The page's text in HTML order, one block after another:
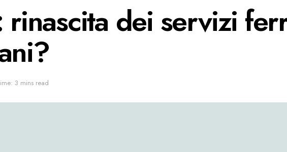
rinascita dei servizi
3 mins read